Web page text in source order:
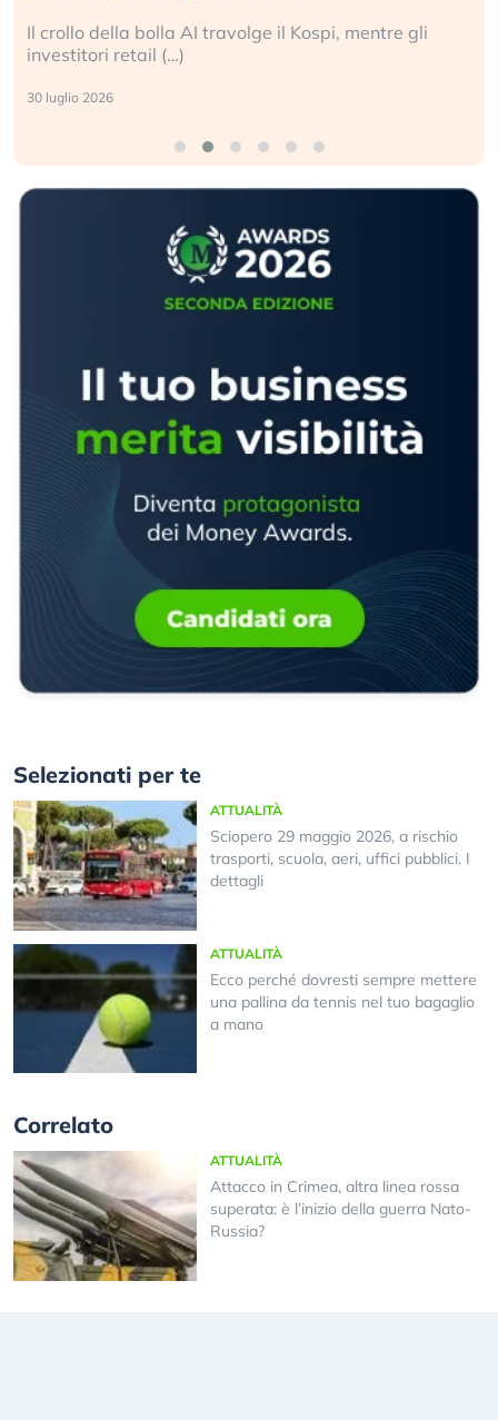
Il crollo della bolla AI travolge il Kospi, mentre gli
investitori retail (…)
30 luglio 2026
Selezionati per te
ATTUALITÀ
Sciopero 29 maggio 2026, a rischio
trasporti, scuola, aeri, uffici pubblici. I
dettagli
ATTUALITÀ
Ecco perché dovresti sempre mettere
una pallina da tennis nel tuo bagaglio
a mano
Correlato
ATTUALITÀ
Attacco in Crimea, altra linea rossa
superata: è l’inizio della guerra Nato-
Russia?